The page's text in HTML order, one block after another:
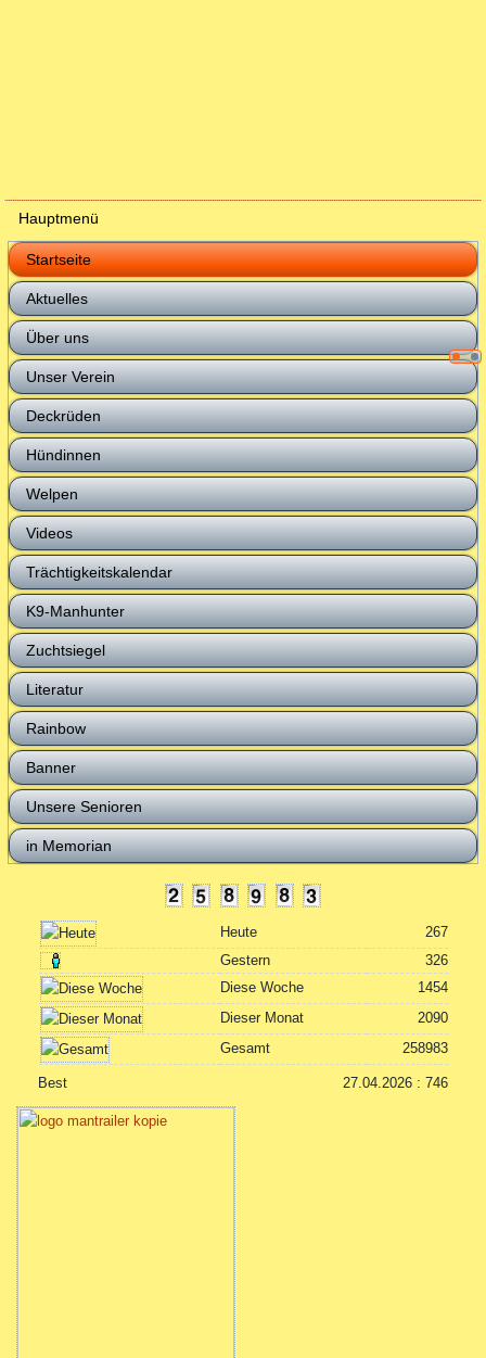
Hauptmenü
Startseite
Aktuelles
Über uns
Unser Verein
Deckrüden
Hündinnen
Welpen
Videos
Trächtigkeitskalendar
K9-Manhunter
Zuchtsiegel
Literatur
Rainbow
Banner
Unsere Senioren
in Memorian
Heute
267
Gestern
326
Diese Woche
1454
Dieser Monat
2090
Gesamt
258983
Best 27.04.2026 : 746